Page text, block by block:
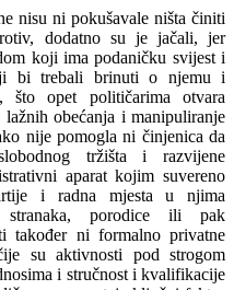
nisu ni pokušavale ništa činiti
dodatno su je jačali, jer
koji ima podaničku svijest i
bi trebali brinuti o njemu i
opet političarima otvara
lažnih obećanja i manipuliranje
nije pomogla ni činjenica da
tržišta i razvijene
aparat kojim suvereno
i radna mjesta u njima
stranaka, porodice ili pak
također ni formalno privatne
su aktivnosti pod strogom
i stručnost i kvalifikacije